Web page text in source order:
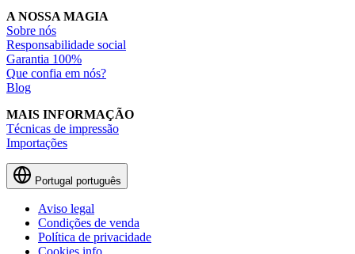
A NOSSA MAGIA
Sobre nós
Responsabilidade social
Garantia 100%
Que confia em nós?
Blog
MAIS INFORMAÇÃO
Técnicas de impressão
Importações
Portugal português
Aviso legal
Condições de venda
Política de privacidade